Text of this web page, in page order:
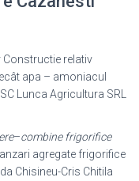
relativ
apa – amoniacul
Lunca Agricultura SRL
–combine frigorifice
agregate frigorifice
Chisineu-Cris Chitila